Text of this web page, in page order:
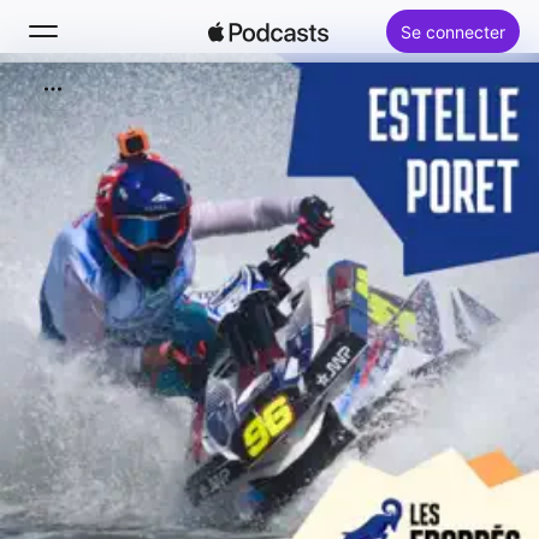
Se connecter
Rechercher
Accueil
Nouveautés
Classements